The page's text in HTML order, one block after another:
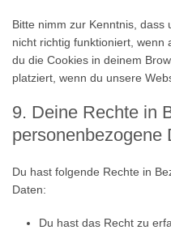
Bitte nimm zur Kenntnis, dass
nicht richtig funktioniert, wenn
du die Cookies in deinem
platziert, wenn du unsere
9. Deine Rechte in
personenbezogene
Du hast folgende Rechte in
Daten:
Du hast das Recht zu